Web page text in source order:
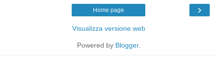
›
Home page
Visualizza versione web
Powered by Blogger.